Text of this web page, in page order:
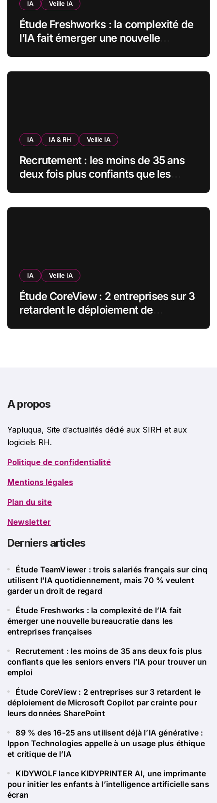
IA Veille IA
Étude Freshworks : la complexité de
l’IA fait émerger une nouvelle
IA IA & RH Veille IA
Recrutement : les moins de 35 ans
deux fois plus confiants que les
IA Veille IA
Étude CoreView : 2 entreprises sur 3
retardent le déploiement de
A propos
Yapluqua, Site d’actualités dédié aux SIRH et aux
logiciels RH.
Politique de confidentialité
Mentions légales
Plan du site
Newsletter
Derniers articles
Étude TeamViewer : trois salariés français sur cinq
utilisent l’IA quotidiennement, mais 70 % veulent
garder un droit de regard
Étude Freshworks : la complexité de l’IA fait
émerger une nouvelle bureaucratie dans les
entreprises françaises
Recrutement : les moins de 35 ans deux fois plus
confiants que les seniors envers l’IA pour trouver un
emploi
Étude CoreView : 2 entreprises sur 3 retardent le
déploiement de Microsoft Copilot par crainte pour
leurs données SharePoint
89 % des 16-25 ans utilisent déjà l’IA générative :
Ippon Technologies appelle à un usage plus éthique
et critique de l’IA
KIDYWOLF lance KIDYPRINTER AI, une imprimante
pour initier les enfants à l’intelligence artificielle sans
écran